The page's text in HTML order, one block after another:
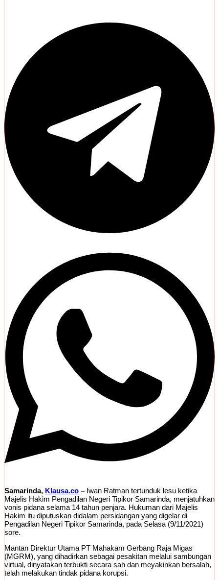
Samarinda, Klausa.co – Iwan Ratman tertunduk lesu ketika
Majelis Hakim Pengadilan Negeri Tipikor Samarinda, menjatuhkan
vonis pidana selama 14 tahun penjara. Hukuman dari Majelis
Hakim itu diputuskan didalam persidangan yang digelar di
Pengadilan Negeri Tipikor Samarinda, pada Selasa (9/11/2021)
sore.
Mantan Direktur Utama PT Mahakam Gerbang Raja Migas
(MGRM), yang dihadirkan sebagai pesakitan melalui sambungan
virtual, dinyatakan terbukti secara sah dan meyakinkan bersalah,
telah melakukan tindak pidana korupsi.